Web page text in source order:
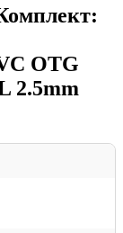
OTG
2.5mm